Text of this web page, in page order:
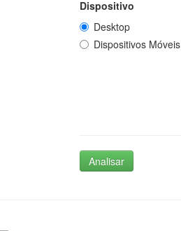
Dispositivo
Desktop
Dispositivos Móveis
Analisar